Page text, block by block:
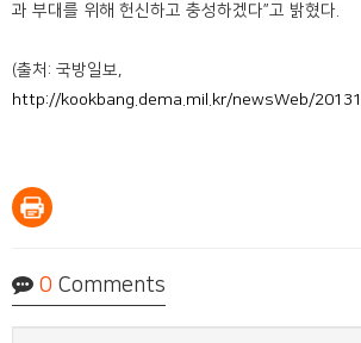
과 부대를 위해 헌신하고 충성하겠다”고 밝혔다.
(출처: 국방일보,
http://kookbang.dema.mil.kr/newsWeb/
0 Comments